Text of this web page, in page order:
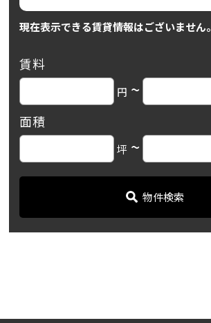
現在表示できる賃貸情報はございません。
賃料
円 ~
面積
坪 ~
物件検索